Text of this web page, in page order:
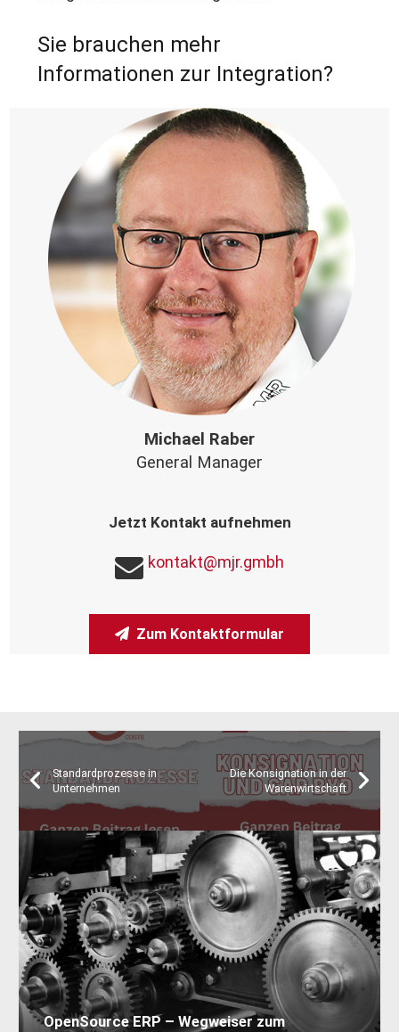
Sie brauchen mehr
Informationen zur Integration?
Michael Raber
General Manager
Jetzt Kontakt aufnehmen
kontakt@mjr.gmbh
Zum Kontaktformular
Standardprozesse in
Unternehmen
Die Konsignation in der
Warenwirtschaft
OpenSource ERP – Wegweiser zum